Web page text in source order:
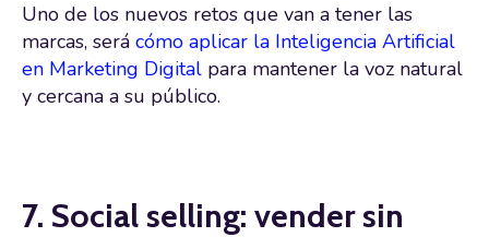
Uno de los nuevos retos que van a tener las
marcas, será cómo aplicar la Inteligencia Artificial
en Marketing Digital para mantener la voz natural
y cercana a su público.
7. Social selling: vender sin